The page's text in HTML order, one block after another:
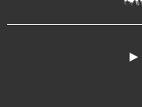
►